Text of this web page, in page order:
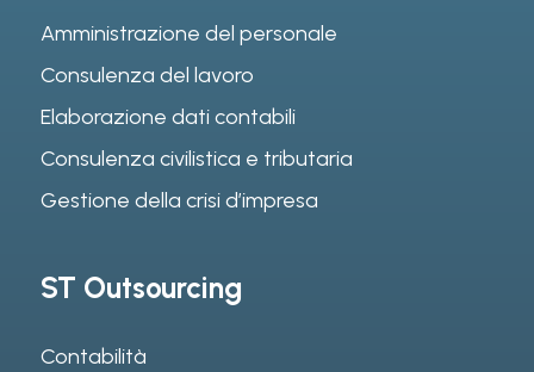
Amministrazione del personale
Consulenza del lavoro
Elaborazione dati contabili
Consulenza civilistica e tributaria
Gestione della crisi d’impresa
ST Outsourcing
Contabilità